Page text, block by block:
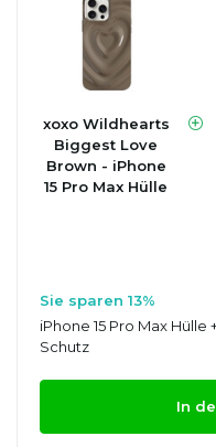
xoxo Wildhearts
Biggest Love
Brown - iPhone
15 Pro Max Hülle
Sie sparen 13%
iPhone 15 Pro Max Hülle
Schutz
In